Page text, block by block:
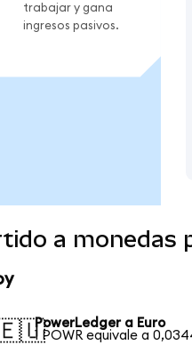
trabajar y gana
ingresos pasivos.
a monedas
PowerLedger a Euro
1 POWR equivale a